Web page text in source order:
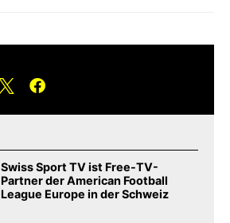
Swiss Sport TV ist Free-TV-
Partner der American Football
League Europe in der Schweiz